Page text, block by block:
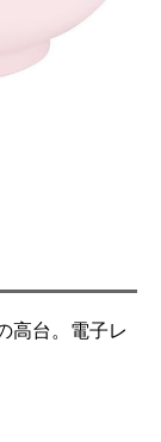
高台。電子レ